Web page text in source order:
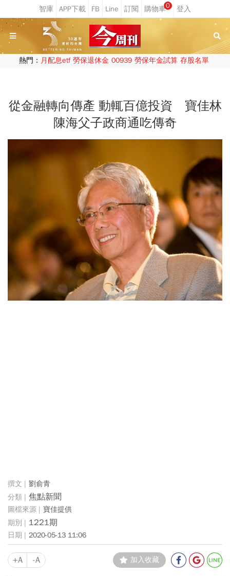
0
熱門： 月配息etf 勞保退休金 00939 勞保年金試算 存股名單
從金融轉向傳產 動輒百億投資 寶佳林
陳海父子政商通吃傳奇
劉俞青
焦點新聞
寶佳提供
1221期
2020-05-13 11:06
+A -A 加入收藏